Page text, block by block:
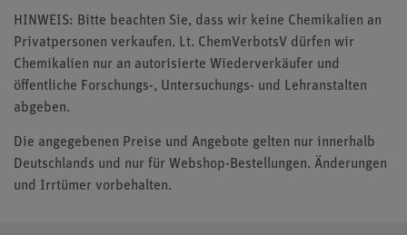
HINWEIS: Bitte beachten Sie, dass wir keine Chemikalien an
Privatpersonen verkaufen. Lt. ChemVerbotsV dürfen wir
Chemikalien nur an autorisierte Wiederverkäufer und
öffentliche Forschungs-, Untersuchungs- und Lehranstalten
abgeben.
Die angegebenen Preise und Angebote gelten nur innerhalb
Deutschlands und nur für Webshop-Bestellungen. Änderungen
und Irrtümer vorbehalten.